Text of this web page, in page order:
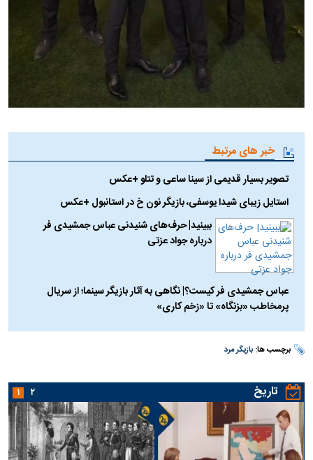
خبر های مرتبط
تصویر بسیار قدیمی از سینا ساعی و تتلو +عکس
استایل زیبای شیدا یوسفی، بازیگر نون خ در استانبول +عکس
ببینید| حرف‌های شنیدنی عباس جمشیدی فر
درباره جواد عزتی
عباس جمشیدی فر کیست؟| نگاهی به آثار بازیگر سینما؛ از سریال
پرمخاطب «بزنگاه» تا «زخم کاری»
برچسب ها:بازیگر مرد
تاریخ ۱ ۲